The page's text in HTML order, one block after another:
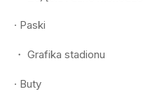
· Paski
・ Grafika stadionu
· Buty